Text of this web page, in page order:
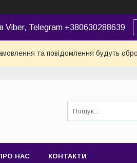
Viber, Telegram +380630288639
та повідомлення будуть
НАС КОНТАКТИ